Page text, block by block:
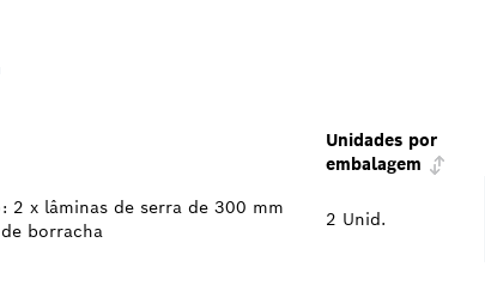
Unidades por
embalagem
2 x lâminas de serra de 300 mm
borracha
2 Unid.